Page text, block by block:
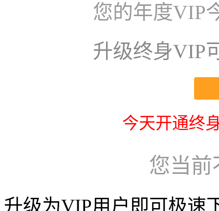
您的年度VIP
升级终身VIP
今天开通终
您当前
升级为VIP用户即可极速